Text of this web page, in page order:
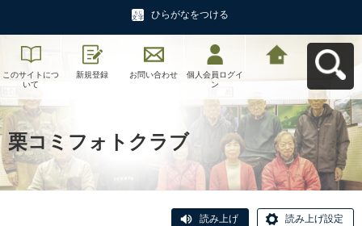
ひらがなをつける
このサイトにつ
いて
新規登録 お問い合わせ
個人会員ログイ
ン
戻る
栗コミフォトクラブ
読み上げ 読み上げ設定